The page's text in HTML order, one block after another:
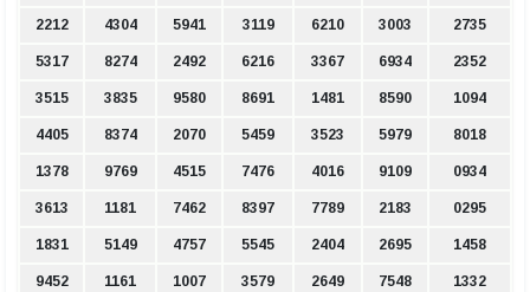
2212 4304 5941 3119 6210 3003 2735
5317 8274 2492 6216 3367 6934 2352
3515 3835 9580 8691 1481 8590 1094
4405 8374 2070 5459 3523 5979 8018
1378 9769 4515 7476 4016 9109 0934
3613 1181 7462 8397 7789 2183 0295
1831 5149 4757 5545 2404 2695 1458
9452 1161 1007 3579 2649 7548 1332